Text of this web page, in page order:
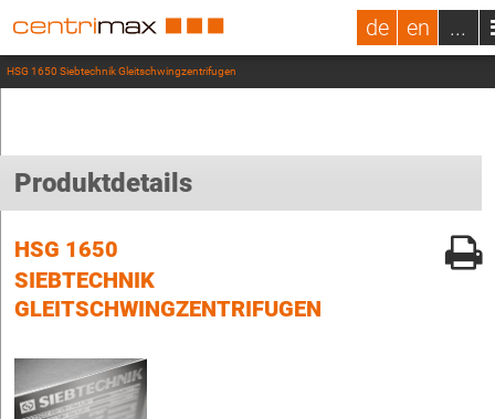
de en ...
HSG 1650 Siebtechnik Gleitschwingzentrifugen
Produktdetails
HSG 1650
SIEBTECHNIK
GLEITSCHWINGZENTRIFUGEN